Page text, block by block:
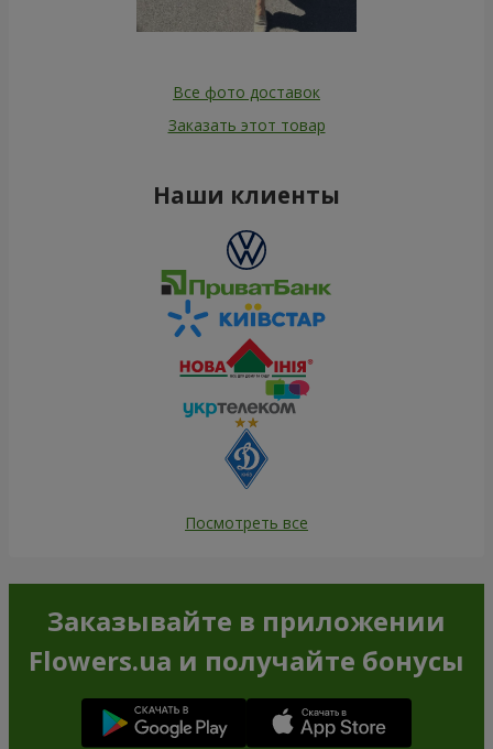
Все фото доставок
Заказать этот товар
Наши клиенты
Посмотреть все
Заказывайте в приложении
Flowers.ua и получайте бонусы